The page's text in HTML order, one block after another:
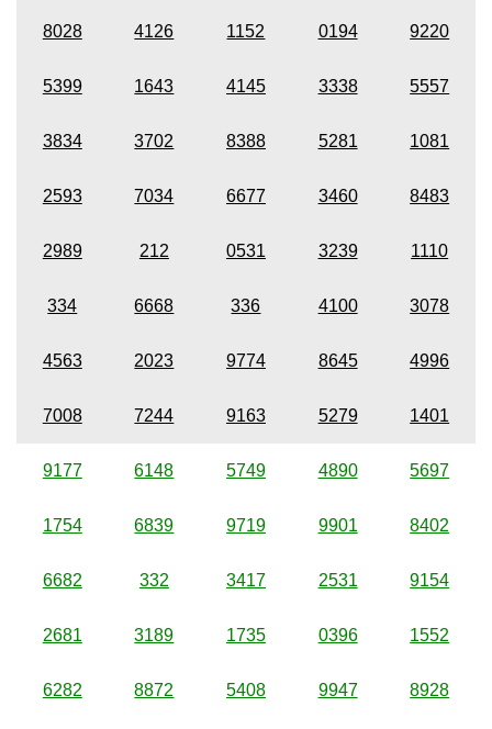
8028 4126 1152 0194 9220
5399 1643 4145 3338 5557
3834 3702 8388 5281 1081
2593 7034 6677 3460 8483
2989 212 0531 3239 1110
334 6668 336 4100 3078
4563 2023 9774 8645 4996
7008 7244 9163 5279 1401
9177 6148 5749 4890 5697
1754 6839 9719 9901 8402
6682 332 3417 2531 9154
2681 3189 1735 0396 1552
6282 8872 5408 9947 8928